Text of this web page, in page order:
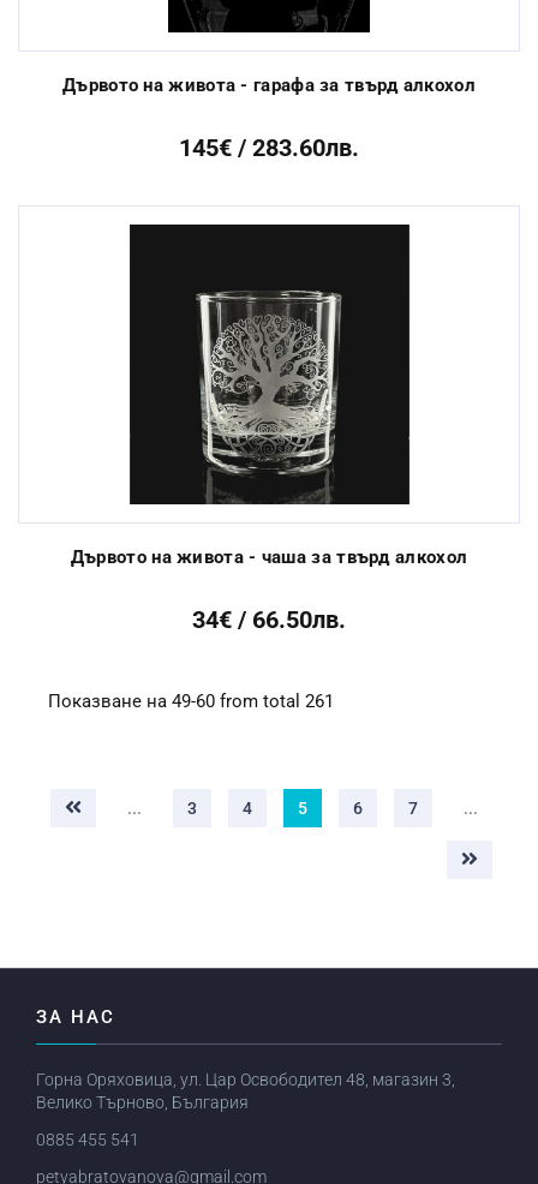
Дървото на живота - гарафа за твърд алкохол
145€ / 283.60лв.
Дървото на живота - чаша за твърд алкохол
34€ / 66.50лв.
Показване на 49-60 from total 261
... 3 4 5 6 7 ...
ЗА НАС
Горна Оряховица, ул. Цар Освободител 48, магазин 3,
Велико Търново, България
0885 455 541
petyabratovanova@gmail.com